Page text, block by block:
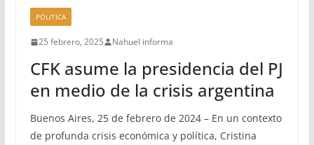
POLITICA
25 febrero, 2025 Nahuel informa
CFK asume la presidencia del PJ
en medio de la crisis argentina
Buenos Aires, 25 de febrero de 2024 – En un contexto
de profunda crisis económica y política, Cristina